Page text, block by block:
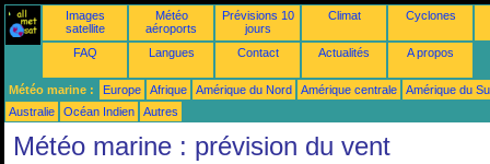
Images
satellite
Météo
aéroports
Prévisions 10
jours
Climat Cyclones
FAQ Langues Contact Actualités A propos
Météo marine : Europe Afrique Amérique du Nord Amérique centrale
Amérique du
Australie
Océan Indien Autres
Météo marine : prévision du vent